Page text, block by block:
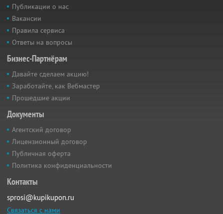
Публикации о нас
Вакансии
Правила сервиса
Ответы на вопросы
Бизнес-Партнёрам
Давайте сделаем акцию!
Заработайте, как Вебмастер
Прошедшие акции
Документы
Агентский договор
Лицензионный договор
Публичная оферта
Политика конфиденциальности
Контакты
sprosi@kupikupon.ru
Связаться с нами